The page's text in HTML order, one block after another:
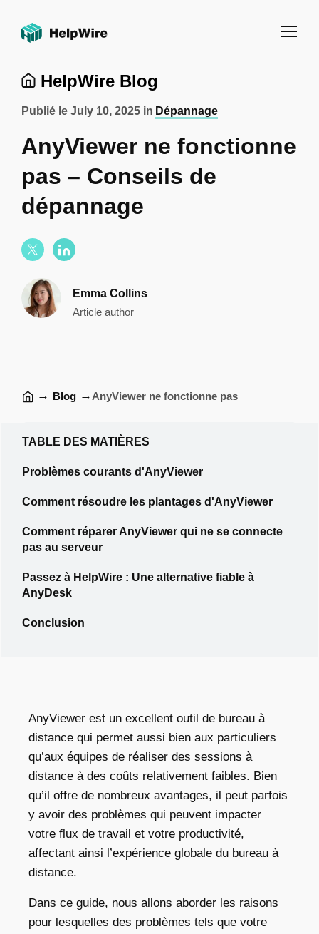
HelpWire Blog
Publié le July 10, 2025 in Dépannage
AnyViewer ne fonctionne
pas – Conseils de
dépannage
Emma Collins
Article author
→ Blog → AnyViewer ne fonctionne pas
TABLE DES MATIÈRES
Problèmes courants d'AnyViewer
Comment résoudre les plantages d'AnyViewer
Comment réparer AnyViewer qui ne se connecte
pas au serveur
Passez à HelpWire : Une alternative fiable à
AnyDesk
Conclusion
AnyViewer est un excellent outil de bureau à
distance qui permet aussi bien aux particuliers
qu’aux équipes de réaliser des sessions à
distance à des coûts relativement faibles. Bien
qu’il offre de nombreux avantages, il peut parfois
y avoir des problèmes qui peuvent impacter
votre flux de travail et votre productivité,
affectant ainsi l’expérience globale du bureau à
distance.
Dans ce guide, nous allons aborder les raisons
pour lesquelles des problèmes tels que votre